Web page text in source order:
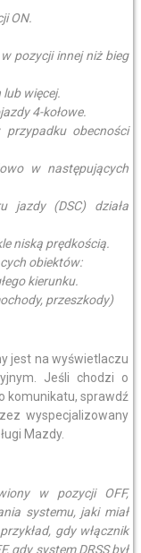
ON.
pozycji innej niż bieg
więcej.
4-kołowe.
przypadku obecności
w następujących
jazdy (DSC) działa
niską prędkością.
obiektów:
kierunku.
przeszkody)
jest na wyświetlaczu
Jeśli chodzi o
komunikatu, sprawdź
wyspecjalizowany
Mazdy.
w pozycji OFF,
systemu, jaki miał
gdy włącznik
gdy system DRSS był